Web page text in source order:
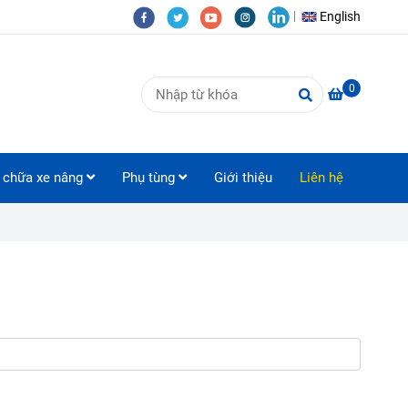
English
0
xe nâng Phụ tùng Giới thiệu Liên hệ